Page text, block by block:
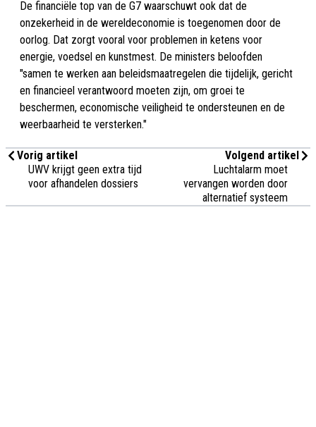
De financiële top van de G7 waarschuwt ook dat de
onzekerheid in de wereldeconomie is toegenomen door de
oorlog. Dat zorgt vooral voor problemen in ketens voor
energie, voedsel en kunstmest. De ministers beloofden
"samen te werken aan beleidsmaatregelen die tijdelijk, gericht
en financieel verantwoord moeten zijn, om groei te
beschermen, economische veiligheid te ondersteunen en de
weerbaarheid te versterken."
Vorig artikel
UWV krijgt geen extra tijd
voor afhandelen dossiers
Volgend artikel
Luchtalarm moet
vervangen worden door
alternatief systeem